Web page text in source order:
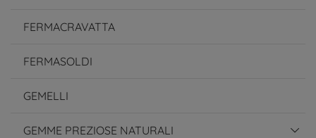
FERMACRAVATTA
FERMASOLDI
GEMELLI
GEMME PREZIOSE NATURALI